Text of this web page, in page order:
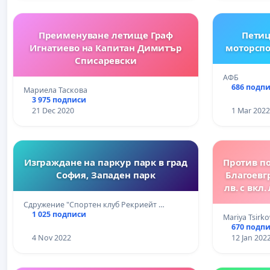
Преименуване летище Граф
Игнатиево на Капитан Димитър
Списаревски
Мариела Таскова
3 975 подписи
21 Dec 2020
АФБ
686
1 Mar 2022
Изграждане на паркур парк в град
София, Западен парк
Сдружение "Спортен клуб Рекриейт …
1 025 подписи
4 Nov 2022
Против
лв. с вкл.
и
Mariya
670
12 Jan